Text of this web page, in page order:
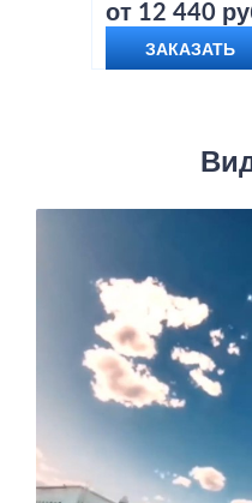
от 12 440
ЗАКАЗАТЬ